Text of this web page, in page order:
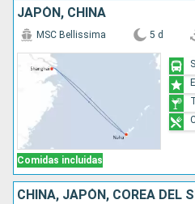
JAPÓN, CHINA
Comidas incluidas
MSC Bellissima 5 d
CHINA, JAPÓN, COREA DEL